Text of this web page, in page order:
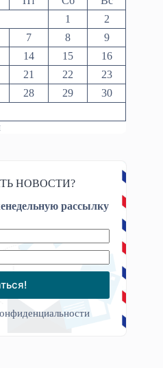
1
2
7 8
9
14 15
16
21 22
23
28 29
30
НОВОСТИ?
рассылку